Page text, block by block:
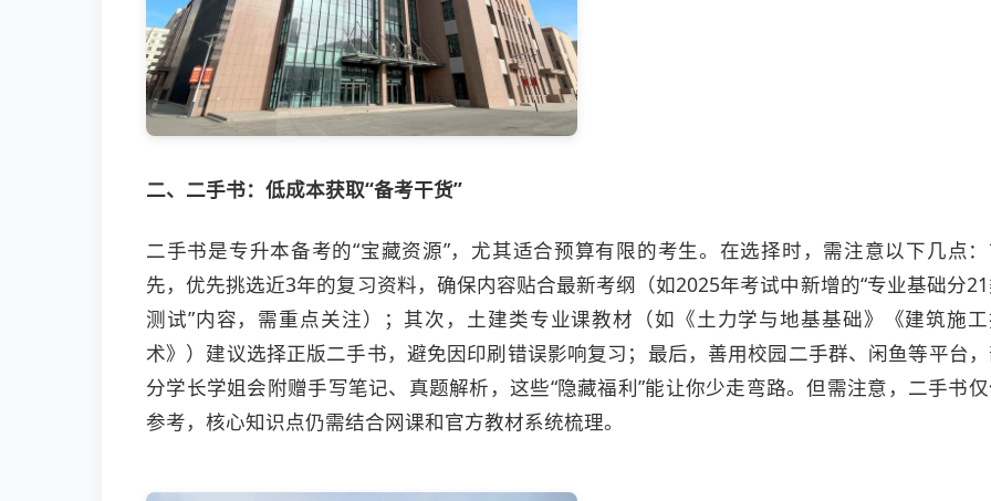
二、二手书：低成本获取“备考干货”
二手书是专升本备考的“宝藏资源”，尤其适合预算有限的考生。在选择时，需注意以下几点
先，优先挑选近3年的复习资料，确保内容贴合最新考纲（如2025年考试中新增的“专业基础分
测试”内容，需重点关注）；其次，土建类专业课教材（如《土力学与地基基础》《建筑施
术》）建议选择正版二手书，避免因印刷错误影响复习；最后，善用校园二手群、闲鱼等平台
分学长学姐会附赠手写笔记、真题解析，这些“隐藏福利”能让你少走弯路。但需注意，二手书
参考，核心知识点仍需结合网课和官方教材系统梳理。